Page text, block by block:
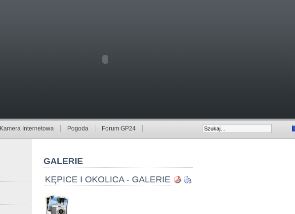
Kamera Internetowa Pogoda Forum GP24
GALERIE
KĘPICE I OKOLICA - GALERIE